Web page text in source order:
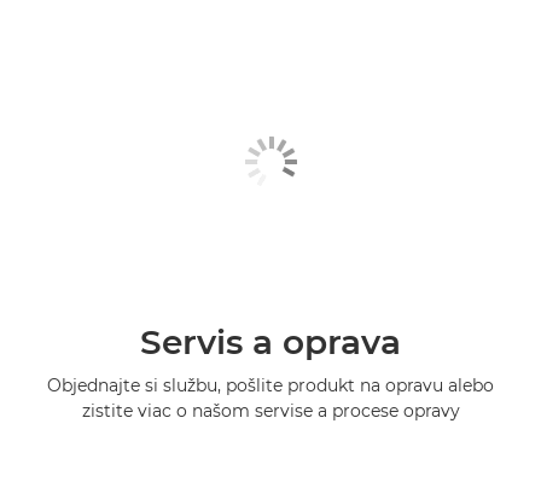
Servis a oprava
Objednajte si službu, pošlite produkt na opravu alebo
zistite viac o našom servise a procese opravy